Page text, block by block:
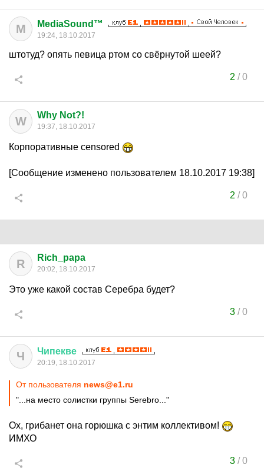
M MediaSound™
19:24, 18.10.2017
штотуд? опять певица ртом со свёрнутой шеей?
2 /0
W Why Not?!
19:37, 18.10.2017
Корпоративные censored
[Сообщение изменено пользователем 18.10.2017 19:38]
2 /0
R Rich_papa
20:02, 18.10.2017
Это уже какой состав Серебра будет?
3/0
Ч Чипекве
20:19, 18.10.2017
От пользователя news@e1.ru
"...на место солистки группы Serebro..."
Ох, грибанет она горюшка с энтим коллективом!
ИМХО
3/0